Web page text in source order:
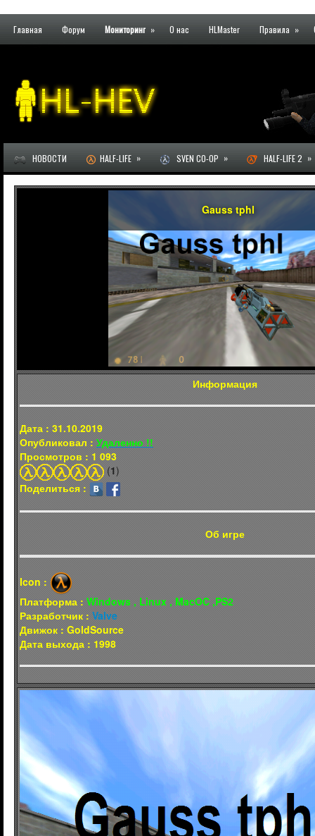
Главная Форум Мониторинг » О нас HLMaster Правила »
НОВОСТИ HALF-LIFE » SVEN CO-OP » HALF-LIFE 2 »
Gauss tphl
Информация
Дата : 31.10.2019
Опубликовал : Удаленно !!
Просмотров : 1 093
(1)
Поделиться :
Об игре
Icon :
Платформа : Windows , Linux , MacOC ,PS2
Разработчик : Valve
Движок : GoldSource
Дата выхода : 1998